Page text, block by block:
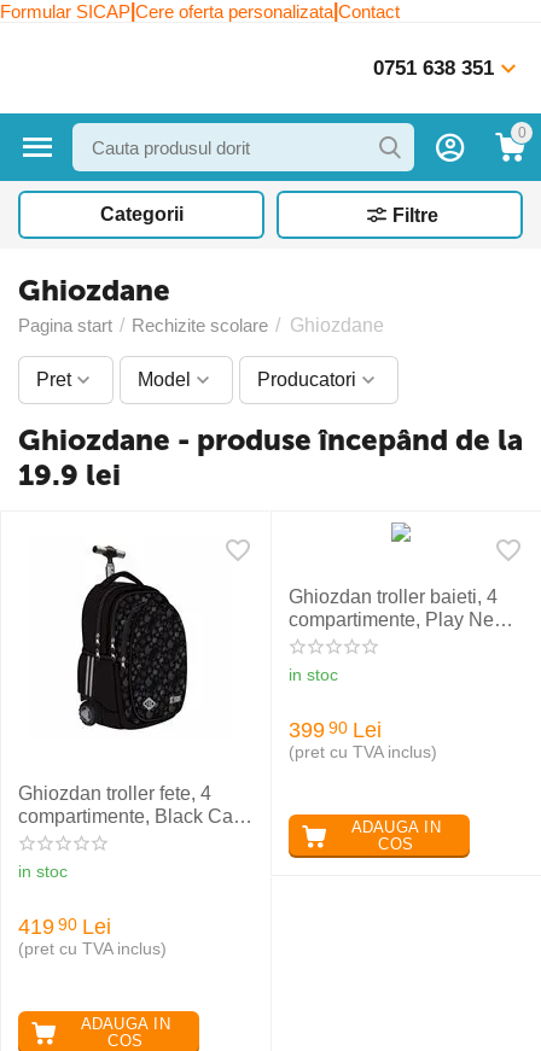
Formular SICAP Cere oferta personalizata Contact
0751 638 351
0
Categorii Filtre
Ghiozdane
Pagina start / Rechizite scolare / Ghiozdane
Pret Model Producatori
Ghiozdane - produse începând de la
19.9 lei
Ghiozdan troller fete, 4
compartimente, Black Cats,
ST.RIGHT TB01
in stoc
419 90 Lei
(pret cu TVA inclus)
ADAUGA IN
COS
Ghiozdan troller baieti, 4
compartimente, Play New
Level, ST.RIGHT TB01
in stoc
399 90 Lei
(pret cu TVA inclus)
ADAUGA IN
COS